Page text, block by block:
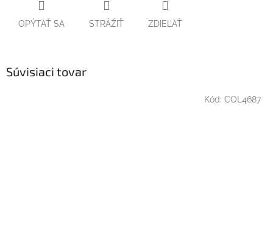
OPÝTAŤ SA STRÁŽIŤ ZDIEĽAŤ
Súvisiaci tovar
Kód: COL4687